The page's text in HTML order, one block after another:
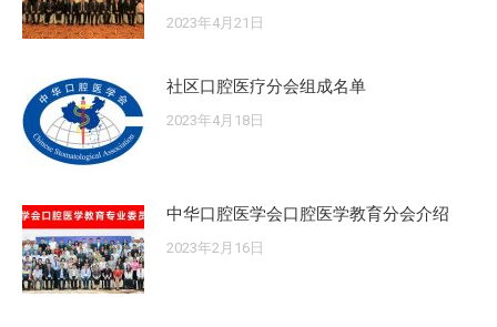
2023年4月21日
社区口腔医疗分会组成名单
2023年4月18日
中华口腔医学会口腔医学教育分会介绍
2023年2月16日